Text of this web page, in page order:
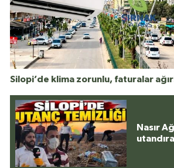
Silopi’de klima zorunlu, faturalar
Nasır